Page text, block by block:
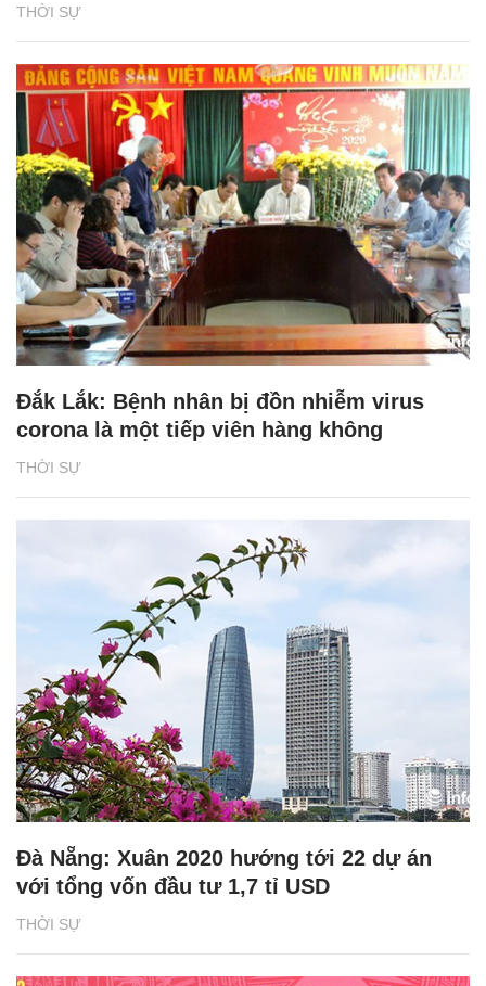
THỜI SỰ
THỜI SỰ
Đắk Lắk: Bệnh nhân bị đồn nhiễm virus
corona là một tiếp viên hàng không
THỜI SỰ
Đà Nẵng: Xuân 2020 hướng tới 22 dự án
với tổng vốn đầu tư 1,7 tỉ USD